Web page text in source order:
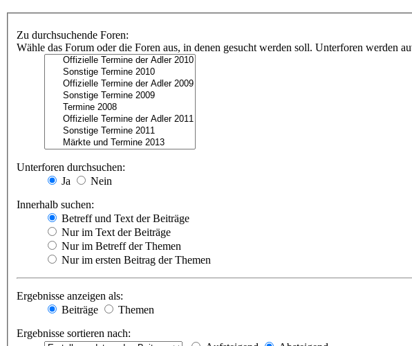
Zu durchsuchende Foren:
Wähle das Forum oder die Foren aus, in denen gesucht werden soll. Unterforen werden
Unterforen durchsuchen:
Ja
Nein
Innerhalb suchen:
Betreff und Text der Beiträge
Nur im Text der Beiträge
Nur im Betreff der Themen
Nur im ersten Beitrag der Themen
Ergebnisse anzeigen als:
Beiträge
Themen
Ergebnisse sortieren nach: